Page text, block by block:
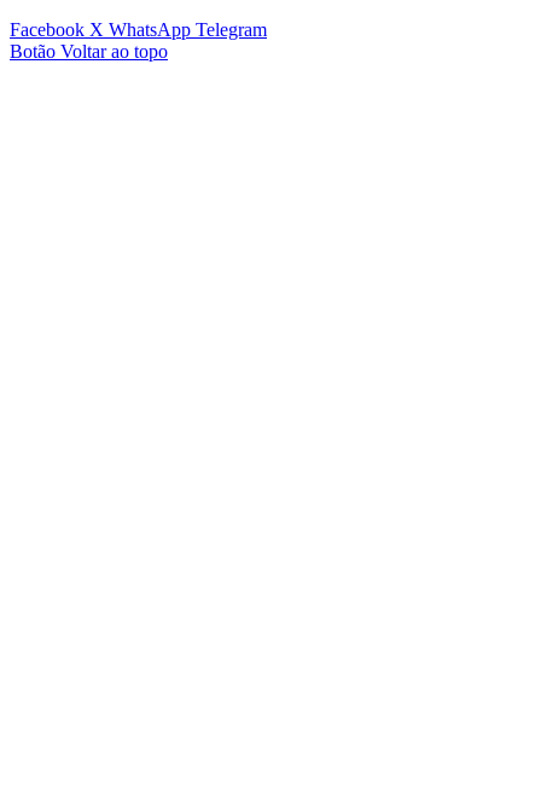
Facebook X WhatsApp Telegram
Botão Voltar ao topo